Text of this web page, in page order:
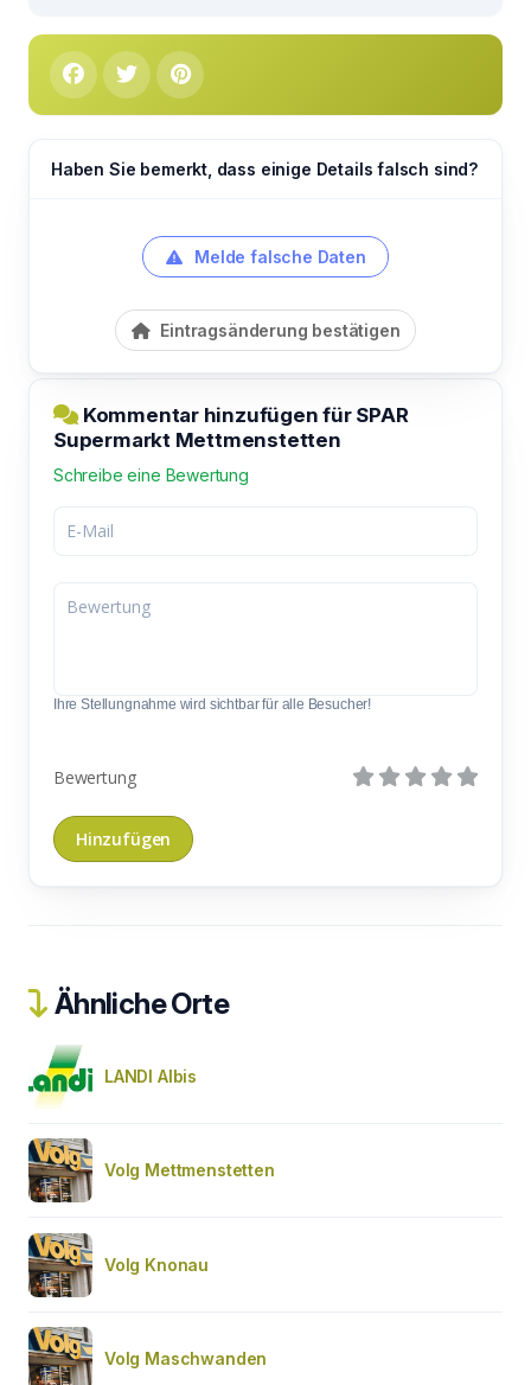
Haben Sie bemerkt, dass einige Details falsch sind?
Melde falsche Daten
Eintragsänderung bestätigen
Kommentar hinzufügen für SPAR
Supermarkt Mettmenstetten
Schreibe eine Bewertung
Ihre Stellungnahme wird sichtbar für alle Besucher!
Bewertung
Ähnliche Orte
LANDI Albis
Volg Mettmenstetten
Volg Knonau
Volg Maschwanden